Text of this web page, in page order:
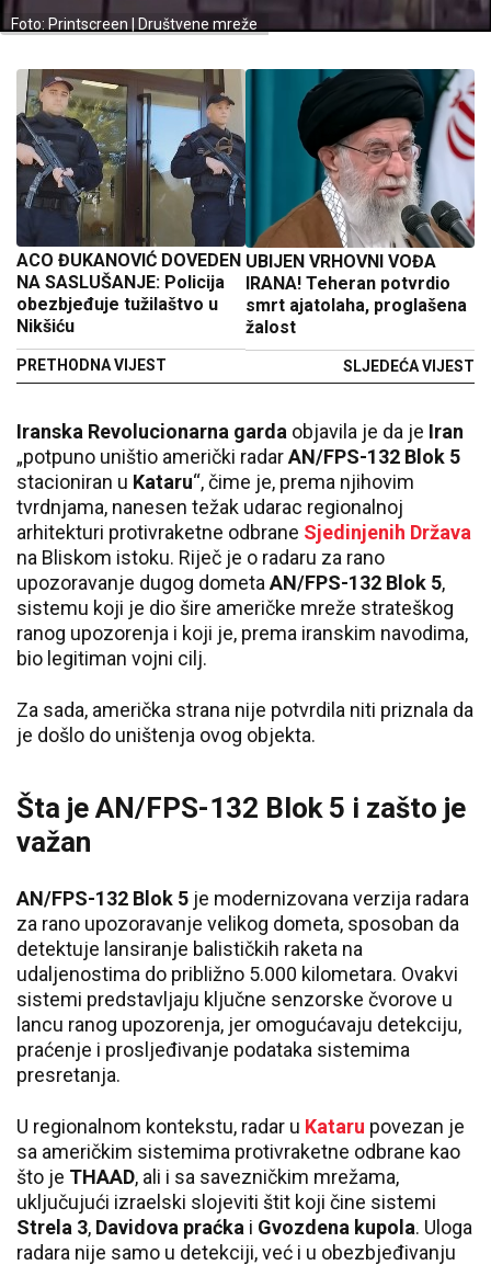
Foto: Printscreen | Društvene mreže
ACO ĐUKANOVIĆ DOVEDEN
NA SASLUŠANJE: Policija
obezbjeđuje tužilaštvo u
Nikšiću
PRETHODNA VIJEST
UBIJEN VRHOVNI VOĐA
IRANA! Teheran potvrdio
smrt ajatolaha, proglašena
žalost
SLJEDEĆA VIJEST
Iranska Revolucionarna garda objavila je da je Iran
„potpuno uništio američki radarAN/FPS-132 Blok 5
stacioniran u Kataru“, čime je, prema njihovim
tvrdnjama, nanesen težak udarac regionalnoj
arhitekturi protivraketne odbrane Sjedinjenih Država
na Bliskom istoku. Riječ je o radaru za rano
upozoravanje dugog dometa AN/FPS-132 Blok 5,
sistemu koji je dio šire američke mreže strateškog
ranog upozorenja i koji je, prema iranskim navodima,
bio legitiman vojni cilj.
Za sada, američka strana nije potvrdila niti priznala da
je došlo do uništenja ovog objekta.
Šta je AN/FPS-132 Blok 5 i zašto je
važan
AN/FPS-132 Blok 5 je modernizovana verzija radara
za rano upozoravanje velikog dometa, sposoban da
detektuje lansiranje balističkih raketa na
udaljenostima do približno 5.000 kilometara. Ovakvi
sistemi predstavljaju ključne senzorske čvorove u
lancu ranog upozorenja, jer omogućavaju detekciju,
praćenje i prosljeđivanje podataka sistemima
presretanja.
U regionalnom kontekstu, radar u Kataru povezan je
sa američkim sistemima protivraketne odbrane kao
što je THAAD, ali i sa savezničkim mrežama,
uključujući izraelski slojeviti štit koji čine sistemi
Strela 3, Davidova praćka i Gvozdena kupola. Uloga
radara nije samo u detekciji, već i u obezbjeđivanju